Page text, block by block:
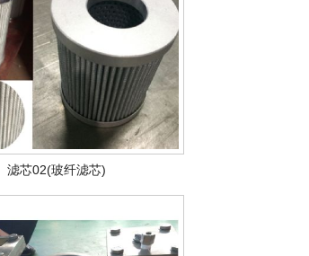
滤芯02(玻纤滤芯)